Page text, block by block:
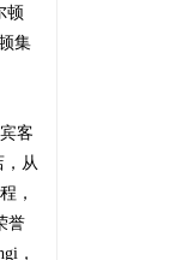
顿
集
客
，从
，
誉
，